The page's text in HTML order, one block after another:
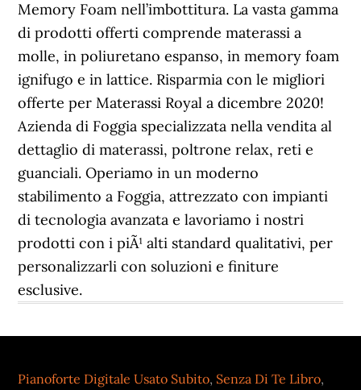
Pianoforte Digitale Usato Subito, Senza Di Te Libro,